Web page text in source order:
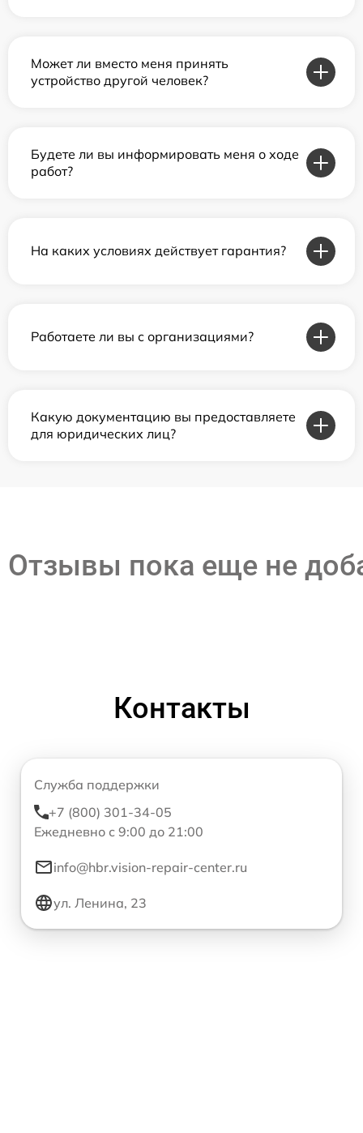
Может ли вместо меня принять
устройство другой человек?
Будете ли вы информировать меня о ходе
работ?
На каких условиях действует гарантия?
Работаете ли вы с организациями?
Какую документацию вы предоставляете
для юридических лиц?
Отзывы пока еще не
Контакты
Служба поддержки
+7 (800) 301-34-05
Ежедневно с 9:00 до 21:00
info@hbr.vision-repair-center.ru
ул. Ленина, 23